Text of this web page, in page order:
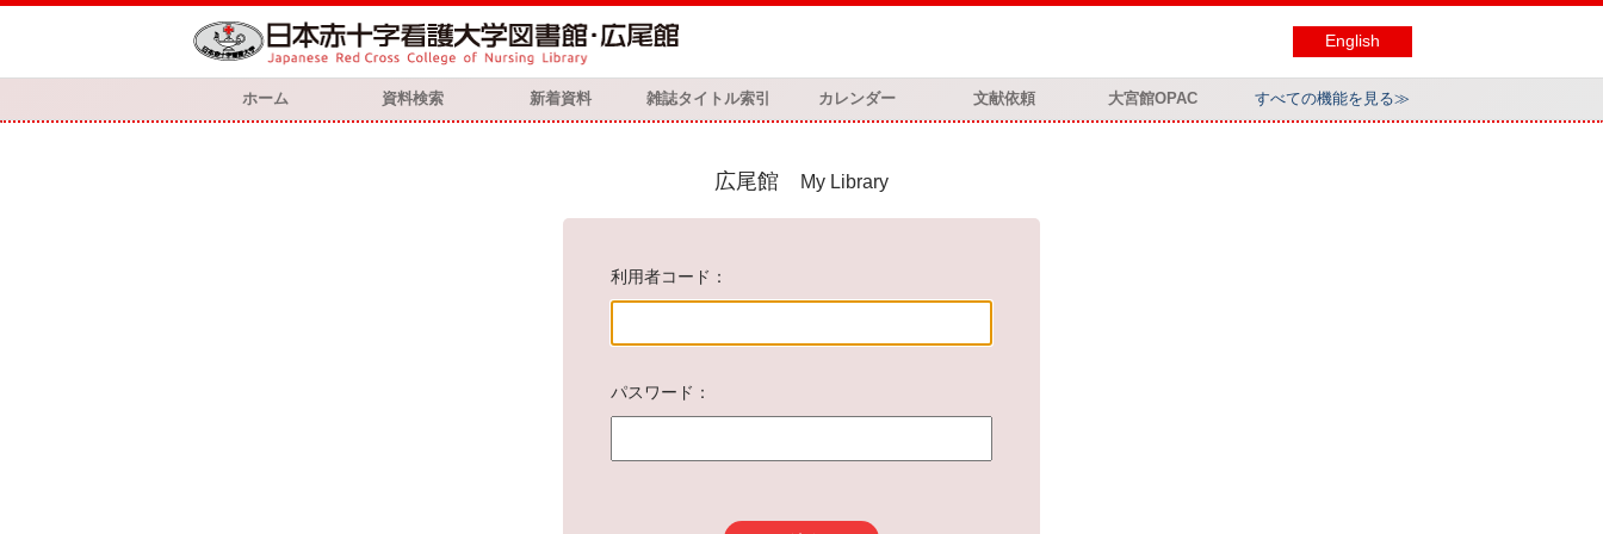
English
ホーム 資料検索 新着資料 雑誌タイトル索引 カレンダー 文献依頼 大宮館OPAC すべての機能を見る≫
広尾館 My Library
利用者コード
パスワード